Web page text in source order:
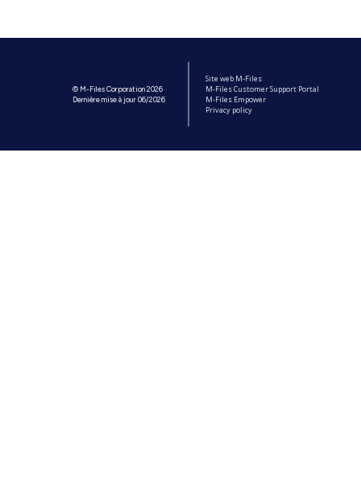
© M-Files Corporation 2026
Dernière mise à jour 06/2026
Site web M-Files
M-Files Customer Support Portal
M-Files Empower
Privacy policy